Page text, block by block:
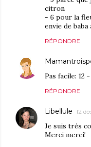
citron
- 6 pour la
envie de baba
RÉPONDRE
Pas facile: 12
RÉPONDRE
Libellule 12
Je suis très
Merci merci!